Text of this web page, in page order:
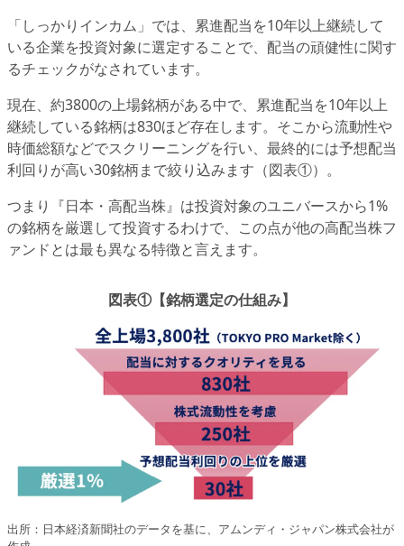
「しっかりインカム」では、累進配当を10年以上継続して
いる企業を投資対象に選定することで、配当の頑健性に関す
るチェックがなされています。
現在、約3800の上場銘柄がある中で、累進配当を10年以上
継続している銘柄は830ほど存在します。そこから流動性や
時価総額などでスクリーニングを行い、最終的には予想配当
利回りが高い30銘柄まで絞り込みます（図表①）。
つまり『日本・高配当株』は投資対象のユニバースから1%
の銘柄を厳選して投資するわけで、この点が他の高配当株フ
ァンドとは最も異なる特徴と言えます。
図表①【銘柄選定の仕組み】
出所：日本経済新聞社のデータを基に、アムンディ・ジャパン株式会社が